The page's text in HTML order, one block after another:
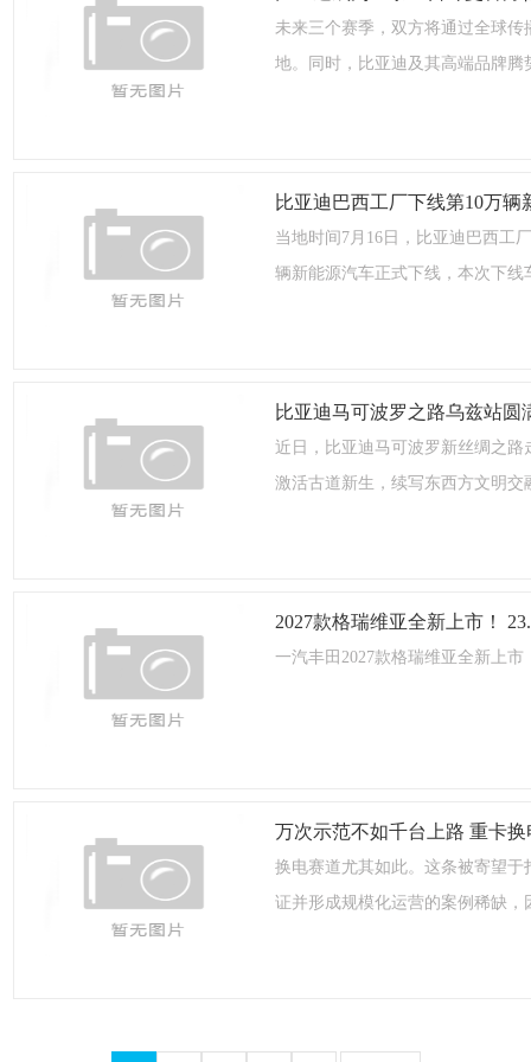
未来三个赛季，双方将通过全球
地。同时，比亚迪及其高端品牌
比亚迪巴西工厂下线第10万辆
当地时间7月16日，比亚迪巴西工
辆新能源汽车正式下线，本次下
比亚迪马可波罗之路乌兹站圆
近日，比亚迪马可波罗新丝绸之
激活古道新生，续写东西方文明
2027款格瑞维亚全新上市！
一汽丰田2027款格瑞维亚全新上
万次示范不如千台上路 重卡
换电赛道尤其如此。这条被寄望
证并形成规模化运营的案例稀缺，